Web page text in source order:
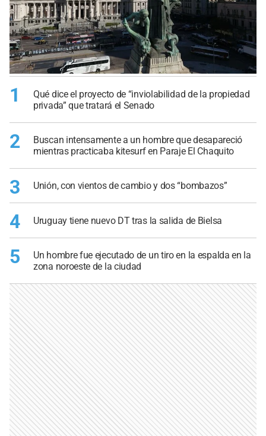
1
Qué dice el proyecto de “inviolabilidad de la propiedad
privada” que tratará el Senado
2
Buscan intensamente a un hombre que desapareció
mientras practicaba kitesurf en Paraje El Chaquito
3 Unión, con vientos de cambio y dos “bombazos”
4 Uruguay tiene nuevo DT tras la salida de Bielsa
5
Un hombre fue ejecutado de un tiro en la espalda en la
zona noroeste de la ciudad